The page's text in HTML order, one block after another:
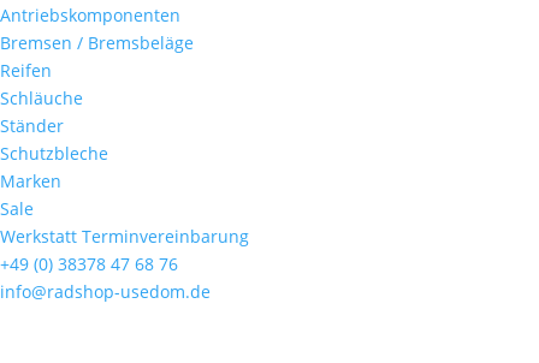
Antriebskomponenten
Bremsen / Bremsbeläge
Reifen
Schläuche
Ständer
Schutzbleche
Marken
Sale
Werkstatt Terminvereinbarung
+49 (0) 38378 47 68 76
info@radshop-usedom.de